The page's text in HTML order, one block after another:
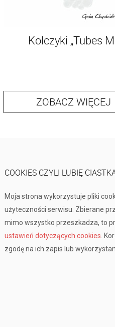
Kolczyki „Tubes
ZOBACZ WIĘCEJ
COOKIES CZYLI LUBIĘ
Moja strona wykorzystuje pliki
użyteczności serwisu. Zbierane
mimo wszystko przeszkadza, to
ustawień dotyczących cookies .
zgodę na ich zapis lub